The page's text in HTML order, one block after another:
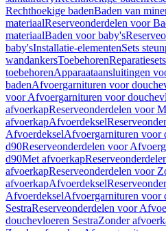
Rechthoekige badenBaden van
materiaalReserveonderdelen voor
materiaalBaden voor baby's
baby'sInstallatie-elementenSets
wandankersToebehorenReparatiesets
toebehorenApparaataansluitingen
badenAfvoergarnituren voor
voor Afvoergarnituren voor
afvoerkapReserveonderdelen voor
afvoerkapAfvoerdeksel
AfvoerdekselAfvoergarnituren voor
d90Reserveonderdelen voor
d90Met afvoerkap
afvoerkapReserveonderdelen voor
afvoerkapAfvoerdeksel
AfvoerdekselAfvoergarnituren voor
SestraReserveonderdelen voor
douchevloeren SestraZonder